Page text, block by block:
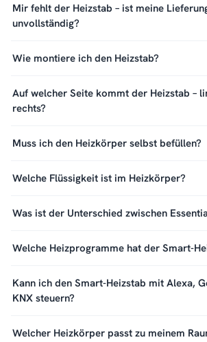
Mir fehlt der Heizstab – ist meine
unvollständig?
Wie montiere ich den Heizstab?
Auf welcher Seite kommt der Heizstab –
rechts?
Muss ich den Heizkörper selbst befüllen?
Welche Flüssigkeit ist im Heizkörper?
Was ist der Unterschied zwischen
Welche Heizprogramme hat der Smart-
Kann ich den Smart-Heizstab mit Alexa,
KNX steuern?
Welcher Heizkörper passt zu meinem